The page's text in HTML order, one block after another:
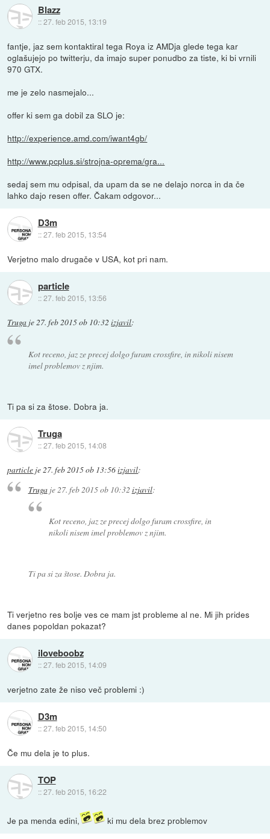
Blazz
::27. feb 2015, 13:19
fantje, jaz sem kontaktiral tega Roya iz AMDja glede tega kar
oglašujejo po twitterju, da imajo super ponudbo za tiste, ki bi vrnili
970 GTX.
me je zelo nasmejalo...
offer ki sem ga dobil za SLO je:
http://experience.amd.com/iwant4gb/
http://www.pcplus.si/strojna-oprema/gra...
sedaj sem mu odpisal, da upam da se ne delajo norca in da če
lahko dajo resen offer. Čakam odgovor...
D3m
::27. feb 2015, 13:54
Verjetno malo drugače v USA, kot pri nam.
particle
::27. feb 2015, 13:56
Truga je27. feb 2015 ob 10:32 izjavil:
Kot receno, jaz ze precej dolgo furam crossfire, in nikoli nisem
imel problemov z njim.
Ti pa si za štose. Dobra ja.
Truga
::27. feb 2015, 14:08
particle je27. feb 2015 ob 13:56izjavil:
Trugaje27. feb 2015 ob 10:32 izjavil:
Kot receno, jaz ze precej dolgo furam crossfire, in
nikoli nisem imel problemov z njim.
Ti pa si za štose. Dobra ja.
Ti verjetno res bolje ves ce mam jst probleme al ne. Mi jih prides
danes popoldan pokazat?
iloveboobz
::27. feb 2015, 14:09
verjetno zate že niso več problemi :)
D3m
::27. feb 2015, 14:50
Če mu dela je to plus.
TOP
::27. feb 2015, 16:22
Je pa menda edini, ki mu dela brez problemov